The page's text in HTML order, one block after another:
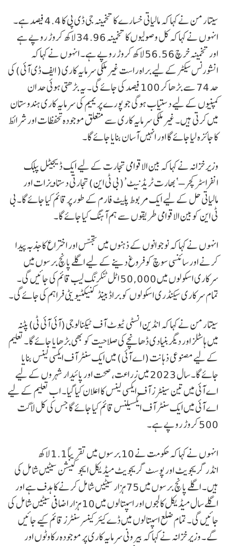
سیتا رمن نے کہا کہ مالیاتی خسارے کا تخمینہ جی ڈی پی کا 4.4 فیصد ہے۔
انہوں نے کہا کہ کل وصولیوں کا تخمینہ 34.96 لاکھ کروڑ روپے ہے
اور تخمینہ خرچ 56.56 لاکھ کروڑ روپے ہے۔ انہوں نے کہا کہ
انشورنس سیکٹر کے لیے براہ راست غیر ملکی سرمایہ کاری ( ایف ڈی آئی ) کی
حد 74 سے بڑھا کر 100 فیصد کی جائے گی۔ یہ بڑھتی ہوئی حد ان
کمپنیوں کے لیے دستیاب ہوگی جو پورے پریمیم کی سرمایہ کاری ہندوستان
میں کرتی ہیں۔ غیر ملکی سرمایہ کاری سے متعلق موجودہ تحفظات اور شرائط
کا جائزہ لیا جائے گا اور انہیں آسان بنایا جائے گا۔
وزیر خزانہ نے کہا کہ بین الاقوامی تجارت کے لیے ایک ڈیجیٹل پبلک
انفراسٹرکچر – ‘بھارت ٹریڈ نیٹ’ ( بی ٹی این ) تجارتی دستاویزات اور
مالیاتی حل کے لیے ایک مربوط پلیٹ فارم کے طور پر قائم کیا جائے گا۔ بی
ٹی این کو بین الاقوامی طریقوں سے ہم آہنگ کیا جائے گا۔
انہوں نے کہا کہ نوجوانوں کے ذہنوں میں تجسس اور اختراع کا جذبہ پیدا
کرنے اور سائنسی سوچ کو فروغ دینے کے لیے اگلے پانچ برسوں میں
سرکاری اسکولوں میں 50,000 اٹل ٹنکرنگ لیب قائم کی جائیں گی۔
تمام سرکاری سیکنڈری اسکولوں کو براڈ بینڈ کنیکٹیویٹی فراہم کی جائے گی۔
سیتا رمن نے کہا کہ انڈین انسٹی ٹیوٹ آف ٹیکنالوجی (آئی آئی ٹی) پٹنہ
میں ہاسٹلز اور دیگر بنیادی ڈھانچے کی صلاحیت کو بھی بڑھایا جائے گا۔ تعلیم
کے لیے مصنوعی ذہانت (اے آئی ) میں ایک سنٹر آف ایکسی لینس بنایا
جائے گا۔ سال 2023 میں زراعت، صحت اور پائیدار شہروں کے لیے
اے آئی میں تین سینٹرز آف ایکسی لینس کا اعلان کیا گیا۔ اب تعلیم کے لیے
اے آئی میں ایک سنٹر آف ایکسیلنس قائم کیا جائے گا جس کی کل لاگت
500 کروڑ روپے ہے۔
انہوں نے کہا کہ حکومت نے 10 برسوں میں تقریباً 1.1 لاکھ
انڈرگریجویٹ اور پوسٹ گریجویٹ میڈیکل ایجوکیشن سیٹیں شامل کی
ہیں۔ اگلے پانچ برسوں میں 75 ہزار سیٹیں شامل کرنے کا ہدف ہے اور
اگلے سال میڈیکل کالجوں اور اسپتالوں میں 10 ہزار اضافی سیٹیں شامل کی
جائیں گی۔ تمام ضلع اسپتالوں میں ڈے کیئر کینسر سنٹرز قائم کیے جائیں
گے۔ وزیر خزانہ نے کہا کہ بیرونی سرمایہ کاری پر موجودہ رکاوٹوں اور